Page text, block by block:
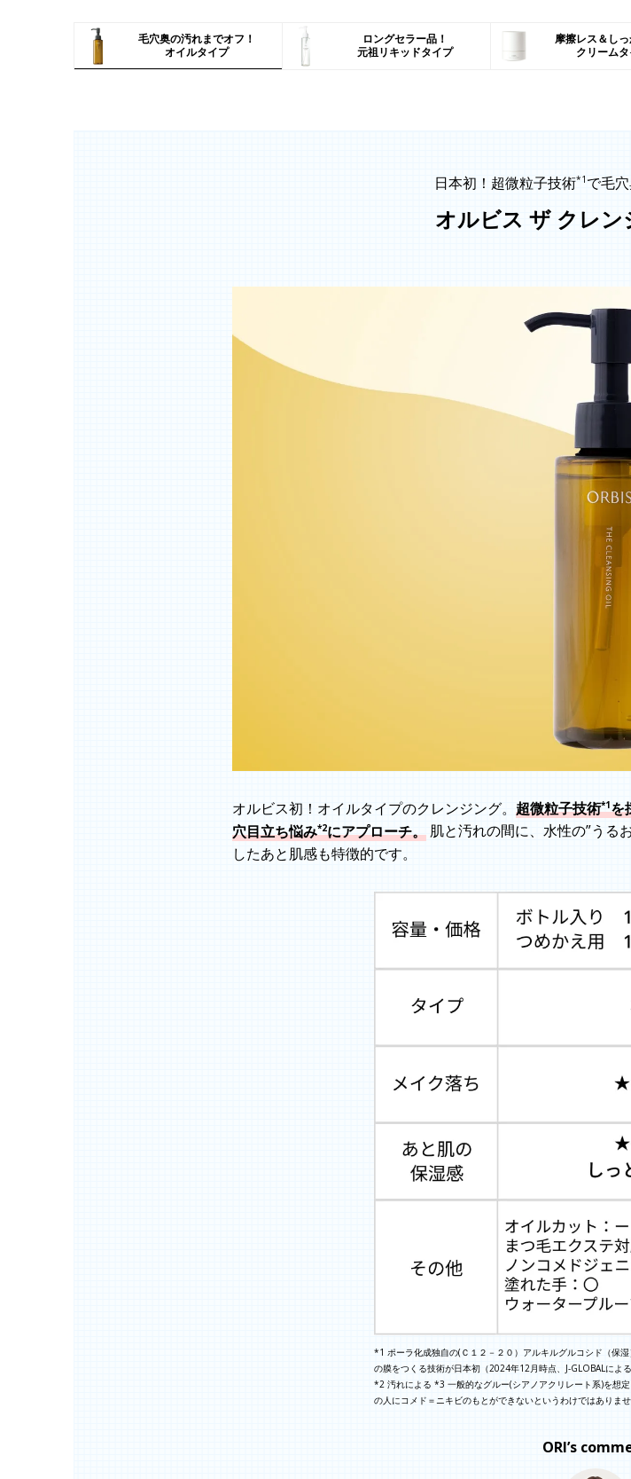
毛穴奥の汚れまでオフ！
オイルタイプ
ロングセラー品！
元祖リキッドタイプ
摩擦レス＆し
クリーム
日本初！超微粒子技術*1 で毛
オルビス ザ クレ
オルビス初！オイルタイプのクレンジング。 超微粒子技術*1を
穴目立ち悩み*2にアプローチ。肌と汚れの間に、水性の”うる
したあと肌感も特徴的です。
*1 ポーラ化成独自の(Ｃ１２－２０）アルキルグルコシド（保
の膜をつくる技術が日本初（2024年12月時点、J-GLOBALによ
*2 汚れによる *3 一般的なグルー(シアノアクリレート系)を想
の人にコメド＝ニキビのもとができないというわけではありませ
ORI’s